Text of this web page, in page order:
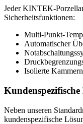
Jeder KINTEK-
Sicherheitsfunktionen:
Multi-Punkt-
Automatischer
Isolierte
Neben unseren
kundenspezifische